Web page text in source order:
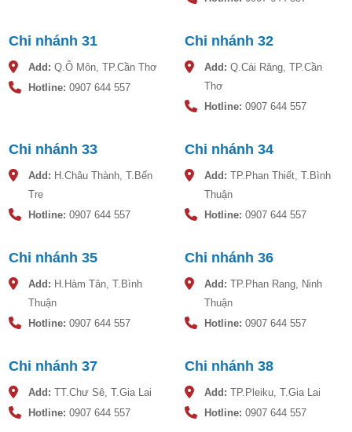
Chi nhánh 31
Add: Q.Ô Môn, TP.Cần Thơ
Hotline: 0907 644 557
Chi nhánh 32
Add: Q.Cái Răng, TP.Cần
Thơ
Hotline: 0907 644 557
Chi nhánh 33
Add: H.Châu Thành, T.Bến
Tre
Hotline: 0907 644 557
Chi nhánh 34
Add: TP.Phan Thiết, T.Bình
Thuận
Hotline: 0907 644 557
Chi nhánh 35
Add: H.Hàm Tân, T.Bình
Thuận
Hotline: 0907 644 557
Chi nhánh 36
Add: TP.Phan Rang, Ninh
Thuận
Hotline: 0907 644 557
Chi nhánh 37
Add: TT.Chư Sê, T.Gia Lai
Hotline: 0907 644 557
Chi nhánh 38
Add: TP.Pleiku, T.Gia Lai
Hotline: 0907 644 557